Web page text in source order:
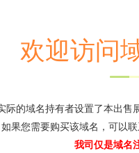
欢迎访问
际的域名持有者设置了本出售
如果您需要购买该域名，可以
我司仅是域名